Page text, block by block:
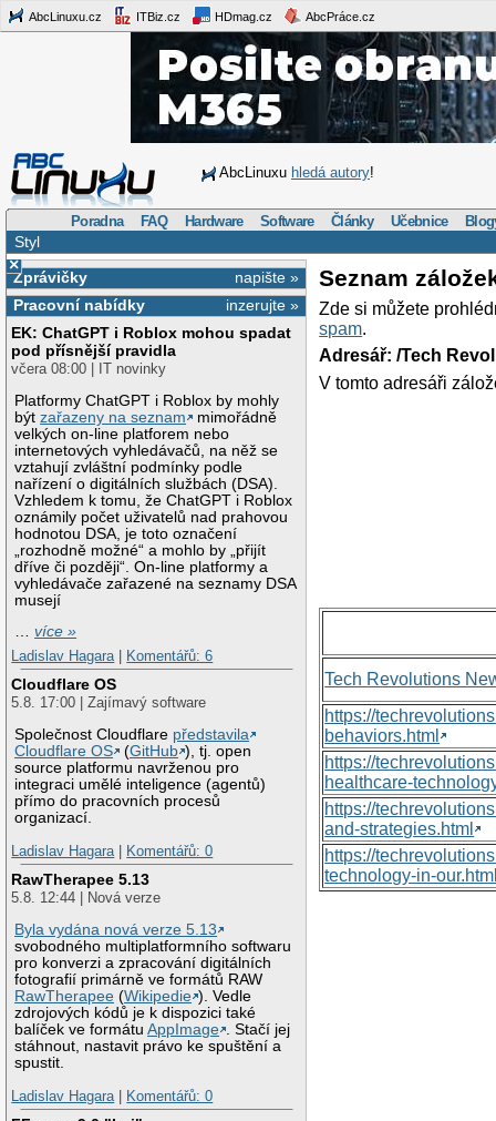
AbcLinuxu.cz ITBiz.cz HDmag.cz AbcPráce.cz
AbcLinuxu hledá autory!
Poradna FAQ Hardware Software Články Učebnice
Styl
×
napište »
Zprávičky
inzerujte »
Pracovní nabídky
EK: ChatGPT i Roblox mohou spadat
pod přísnější pravidla
včera 08:00 | IT novinky
Platformy ChatGPT i Roblox by mohly
býtzařazeny na seznam
mimořádně
velkých on-line platforem nebo
internetových vyhledávačů, na něž se
vztahují zvláštní podmínky podle
nařízení o digitálních službách (DSA).
Vzhledem k tomu, že ChatGPT i Roblox
oznámily počet uživatelů nad prahovou
hodnotou DSA, je toto označení
„rozhodně možné“ a mohlo by „přijít
dříve či později“. On-line platformy a
vyhledávače zařazené na seznamy DSA
musejí
…více »
Ladislav Hagara
Komentářů: 6
Cloudflare OS
5.8. 17:00 | Zajímavý software
Společnost Cloudflare představila
Cloudflare OS
(GitHub ), tj. open
source platformu navrženou pro
integraci umělé inteligence (agentů)
přímo do pracovních procesů
organizací.
Ladislav Hagara
Komentářů: 0
RawTherapee 5.13
5.8. 12:44 | Nová verze
Byla vydána nová verze 5.13
svobodného multiplatformního softwaru
pro konverzi a zpracování digitálních
fotografií primárně ve formátů RAW
RawTherapee (Wikipedie ). Vedle
zdrojových kódů je k dispozici také
balíček ve formátuAppImage . Stačí jej
stáhnout, nastavit právo ke spuštění a
spustit.
Ladislav Hagara
Komentářů: 0
Seznam
Zde si můžete
spam.
Adresář: /Tech
V tomto adresáři
Tech Revolutions
https://
behaviors.html
https://
healthcare-
https://
and-strategies.html
https://
technology-in-